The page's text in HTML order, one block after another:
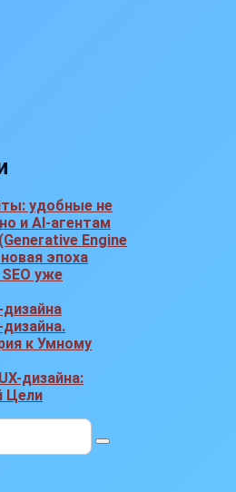
удобные не
и AI-агентам
Engine
эпоха
уже
дизайна
к Умному
дизайна:
Цели